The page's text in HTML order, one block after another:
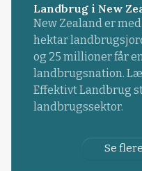
Landbrug i New
New Zealand er
hektar
og 25 millioner får
landbrugsnation.
Effektivt Landbrug
landbrugssektor.
Se